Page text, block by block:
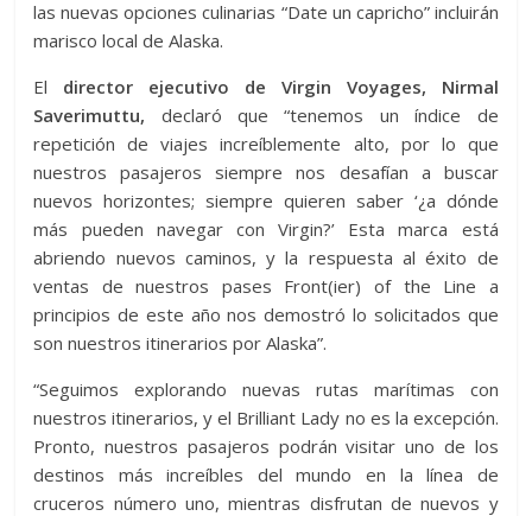
las nuevas opciones culinarias “Date un capricho” incluirán
marisco local de Alaska.
El director ejecutivo de Virgin Voyages, Nirmal
Saverimuttu, declaró que “tenemos un índice de
repetición de viajes increíblemente alto, por lo que
nuestros pasajeros siempre nos desafían a buscar
nuevos horizontes; siempre quieren saber ‘¿a dónde
más pueden navegar con Virgin?’ Esta marca está
abriendo nuevos caminos, y la respuesta al éxito de
ventas de nuestros pases Front(ier) of the Line a
principios de este año nos demostró lo solicitados que
son nuestros itinerarios por Alaska”.
“Seguimos explorando nuevas rutas marítimas con
nuestros itinerarios, y el Brilliant Lady no es la excepción.
Pronto, nuestros pasajeros podrán visitar uno de los
destinos más increíbles del mundo en la línea de
cruceros número uno, mientras disfrutan de nuevos y